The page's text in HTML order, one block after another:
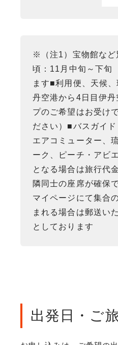
※（注1）宝物館など
頃：11月中旬～下旬
ます■利用便、天候
丹空港から4日目伊
プのご希望はお受け
ださい）■バスガイ
エアコミューター、
ーク、ピーチ・アビ
となる場合は旅行代
隣同士の座席が確保
マイページにて集合
まれる場合は郵送い
としております
出発日・ご